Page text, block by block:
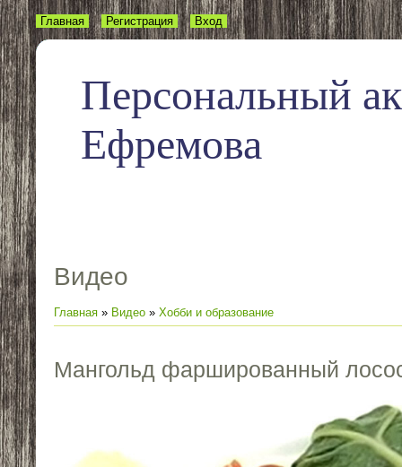
Персональный
Ефремова
Главная Регистрация Вход
Видео
Главная » Видео » Хобби и образование
Мангольд фаршированный